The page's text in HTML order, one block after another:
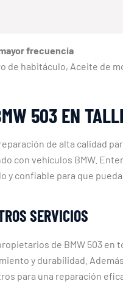
frecuencia
de habitáculo, Aceite de
503 EN
de alta calidad
con vehículos BMW.
confiable para que
SERVICIOS
de BMW 503
y durabilidad.
para una reparación